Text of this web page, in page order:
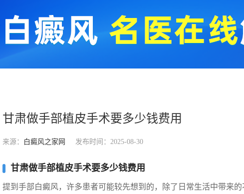
甘肃做手部植皮手术要多少钱费用
来源： 白癜风之家网 发布时间：2025-08-30
甘肃做手部植皮手术要多少钱费用
提到手部白癜风，许多患者可能较先想到的，除了日常生活中带来